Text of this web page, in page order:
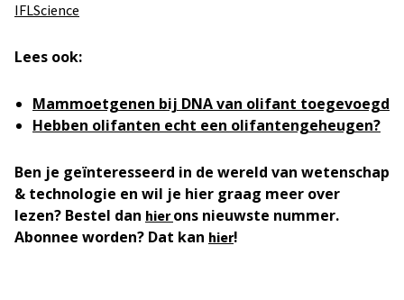
IFLScience
Lees ook:
Mammoetgenen bij DNA van olifant toegevoegd
Hebben olifanten echt een olifantengeheugen?
Ben je geïnteresseerd in de wereld van wetenschap
& technologie en wil je hier graag meer over
lezen? Bestel dan hierons nieuwste nummer.
Abonnee worden? Dat kan hier!